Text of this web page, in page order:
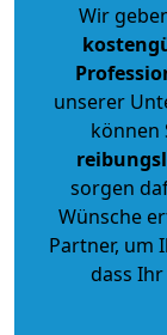
Wir
unserer
können
sorgen
Wünsche
Partner, um
dass